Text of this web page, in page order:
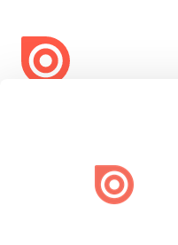
Issuu turns PDFs and other
engaging content for every